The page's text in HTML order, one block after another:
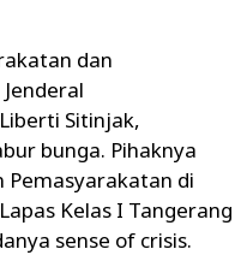
dan
Sitinjak,
bunga. Pihaknya
Pemasyarakatan di
Kelas I Tangerang
sense of crisis.